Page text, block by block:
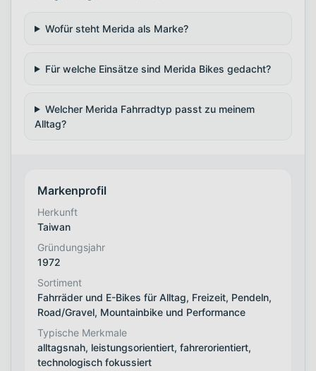
Wofür steht Merida als Marke?
Für welche Einsätze sind Merida Bikes gedacht?
Welcher Merida Fahrradtyp passt zu meinem
Alltag?
Markenprofil
Herkunft
Taiwan
Gründungsjahr
1972
Sortiment
Fahrräder und E-Bikes für Alltag, Freizeit, Pendeln,
Road/Gravel, Mountainbike und Performance
Typische Merkmale
alltagsnah, leistungsorientiert, fahrerorientiert,
technologisch fokussiert